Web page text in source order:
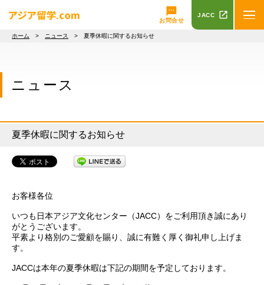
お問合せ
JACC
ホーム > ニュース > 夏季休暇に関するお知らせ
ニュース
夏季休暇に関するお知らせ
お客様各位
いつも日本アジア文化センター（JACC）をご利用頂き誠にあり
がとうございます。
平素より格別のご愛顧を賜り、誠に有難く厚く御礼申し上げま
す。
JACCは本年の夏季休暇は下記の期間を予定しております。